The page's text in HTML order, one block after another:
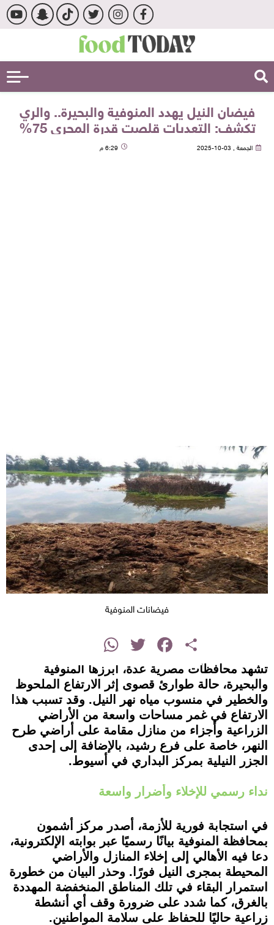
فيضان النيل يهدد المنوفية والبحيرة.. والري
تكشف: التعديات قلصت قدرة المجرى 75%
الجمعة , 03-10-2025 6:29 م
فيضانات المنوفية
Share
Facebook
Twitter
WhatsApp
تشهد محافظات مصرية عدة، أبرزها المنوفية
والبحيرة، حالة طوارئ قصوى إثر الارتفاع الملحوظ
والخطير في منسوب مياه نهر النيل. وقد تسبب هذا
الارتفاع في غمر مساحات واسعة من الأراضي
الزراعية وأجزاء من منازل مقامة على أراضي طرح
النهر، خاصة على فرع رشيد، بالإضافة إلى إحدى
الجزر النيلية بمركز البداري في أسيوط.
نداء رسمي للإخلاء وأضرار واسعة
في استجابة فورية للأزمة، أصدر مركز أشمون
بمحافظة المنوفية بيانًا رسميًا عبر بوابته الإلكترونية،
دعا فيه الأهالي إلى إخلاء المنازل والأراضي
المحيطة بمجرى النيل فورًا. وحذر البيان من خطورة
استمرار البقاء في تلك المناطق المنخفضة المهددة
بالغرق، كما شدد على ضرورة وقف أي أنشطة
زراعية حاليًا للحفاظ على سلامة المواطنين.